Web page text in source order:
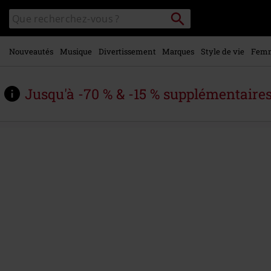
contenu
principal
Rechercher
sur
le
catalogue
Rechercher
Nouveautés Musique Divertissement Marques Style de vie
Jusqu'à -70 % & -15 %